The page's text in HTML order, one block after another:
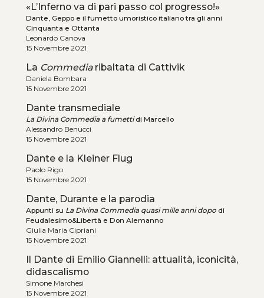
«L’Inferno va di pari passo col progresso!»
Dante, Geppo e il fumetto umoristico italiano tra gli anni
Cinquanta e Ottanta
Leonardo Canova
15 Novembre 2021
La Commediaribaltata di Cattivik
Daniela Bombara
15 Novembre 2021
Dante transmediale
La Divina Commedia a fumettidi Marcello
Alessandro Benucci
15 Novembre 2021
Dante e la Kleiner Flug
Paolo Rigo
15 Novembre 2021
Dante, Durante e la parodia
Appunti su La Divina Commedia quasi mille anni dopodi
Feudalesimo&Libertà e Don Alemanno
Giulia Maria Cipriani
15 Novembre 2021
Il Dante di Emilio Giannelli: attualità, iconicità,
didascalismo
Simone Marchesi
15 Novembre 2021